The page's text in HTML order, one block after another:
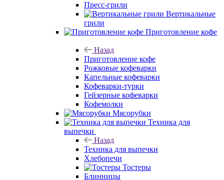
Пресс-грили
Вертикальные
грили
Приготовление кофе
Назад
Приготовление кофе
Рожковые кофеварки
Капельные кофеварки
Кофеварки-турки
Гейзерные кофеварки
Кофемолки
Мясорубки
Техника для
выпечки
Назад
Техника для выпечки
Хлебопечи
Тостеры
Блинницы